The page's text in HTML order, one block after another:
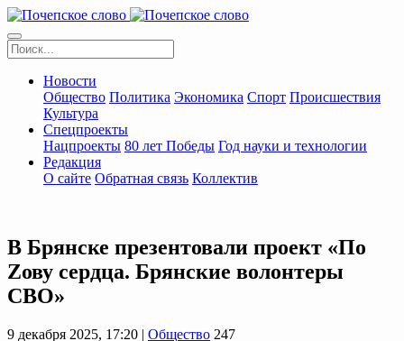
Новости
Общество Политика Экономика Спорт Происшествия
Культура
Спецпроекты
Нацпроекты 80 лет Победы Год науки и технологии
Редакция
О сайте Обратная связь Коллектив
В Брянске презентовали проект «По
Zову сердца. Брянские волонтеры
СВО»
9 декабря 2025, 17:20 | Общество 247